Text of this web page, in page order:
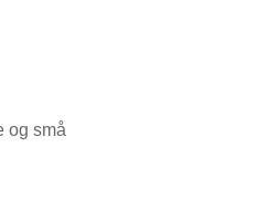
og små